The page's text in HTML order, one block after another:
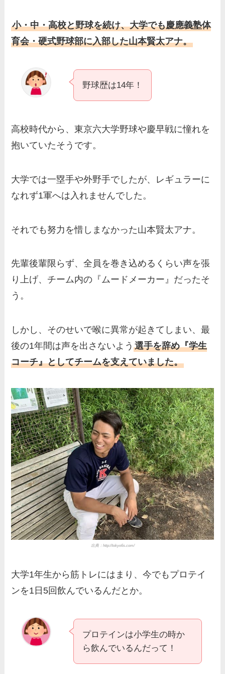
いてもまとめ！
梅澤廉アナの父親・母親の職
業や経歴を調査！兄弟や実家
伊藤海彦の兄弟は弟の夏彦！
実家の両親など家族情報も全
小・中・高校と野球を続け、大学でも慶應義塾体
育会・硬式野球部に入部した山本賢太アナ。
野球歴は14年！
高校時代から、東京六大学野球や慶早戦に憧れを
抱いていたそうです。
大学では一塁手や外野手でしたが、レギュラーに
なれず1軍へは入れませんでした。
それでも努力を惜しまなかった山本賢太アナ。
先輩後輩限らず、全員を巻き込めるくらい声を張
り上げ、チーム内の『ムードメーカー』だったそ
う。
しかし、そのせいで喉に異常が起きてしまい、最
後の1年間は声を出さないよう選手を辞め『学生
コーチ』としてチームを支えていました。
出典：http://tokyo6s.com/
大学1年生から筋トレにはまり、今でもプロテイ
ンを1日5回飲んでいるんだとか。
プロテインは小学生の時か
ら飲んでいるんだって！